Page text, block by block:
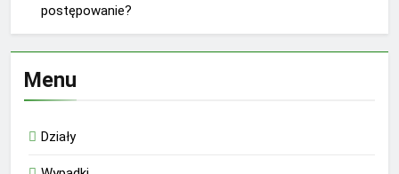
postępowanie?
Menu
Działy